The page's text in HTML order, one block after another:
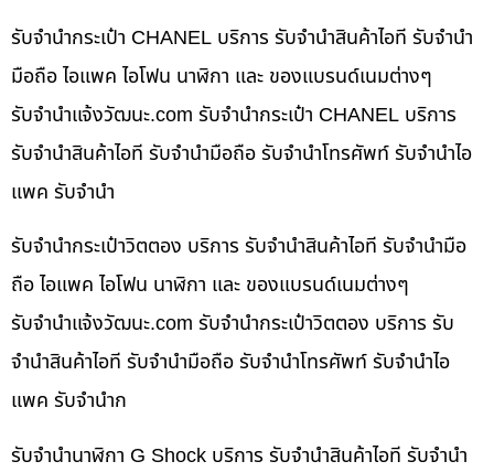
รับจำนำกระเป๋า CHANEL บริการ รับจำนำสินค้าไอที รับจำนำ
มือถือ ไอแพค ไอโฟน นาฬิกา และ ของแบรนด์เนมต่างๆ
รับจํานําแจ้งวัฒนะ.com รับจำนำกระเป๋า CHANEL บริการ
รับจำนำสินค้าไอที รับจำนำมือถือ รับจำนำโทรศัพท์ รับจำนำไอ
แพค รับจำนำ
รับจำนำกระเป๋าวิตตอง บริการ รับจำนำสินค้าไอที รับจำนำมือ
ถือ ไอแพค ไอโฟน นาฬิกา และ ของแบรนด์เนมต่างๆ
รับจํานําแจ้งวัฒนะ.com รับจำนำกระเป๋าวิตตอง บริการ รับ
จำนำสินค้าไอที รับจำนำมือถือ รับจำนำโทรศัพท์ รับจำนำไอ
แพค รับจำนำก
รับจำนำนาฬิกา G Shock บริการ รับจำนำสินค้าไอที รับจำนำ